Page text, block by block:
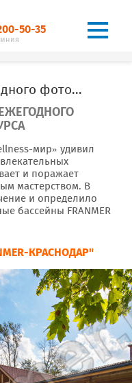
50-35
Подведены итоги ежегодного фотоконкурса
мир» удивил
и поражает
мастерством. В
и определило
бассейны FRANMER
КРАСНОДАР"